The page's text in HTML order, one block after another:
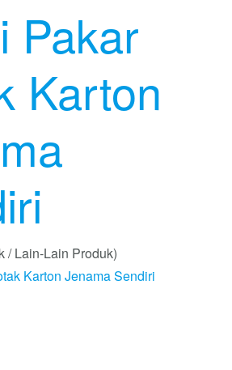
Pakar
Karton
/ Lain-Lain Produk)